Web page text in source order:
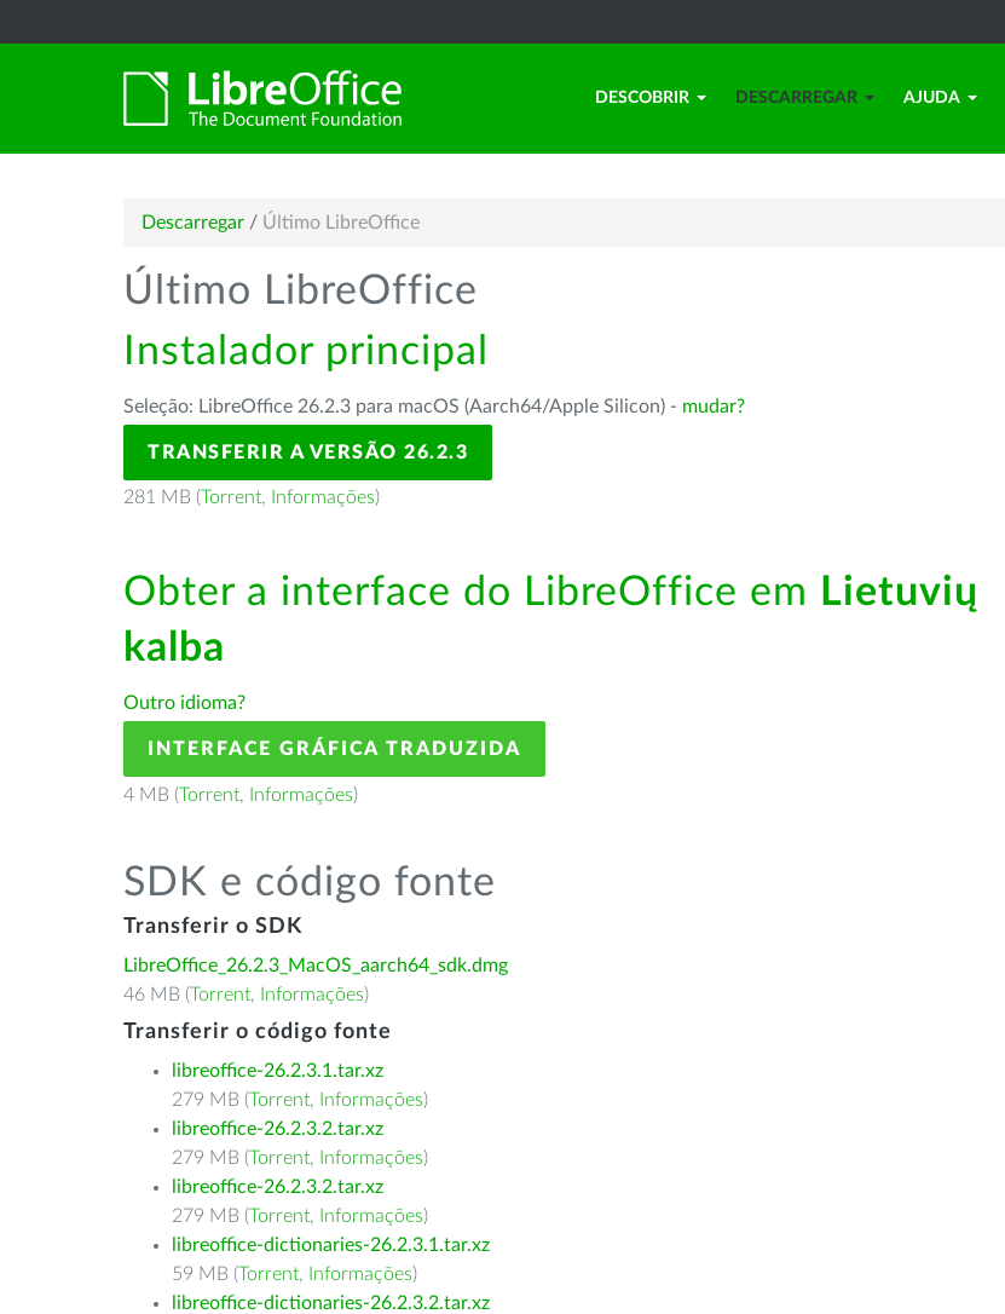
DESCOBRIR DESCARREGAR AJUDA
Descarregar / Último LibreOffice
Último LibreOffice
Instalador principal
Seleção: LibreOffice 26.2.3 para macOS (Aarch64/Apple Silicon) - mudar?
TRANSFERIR A VERSÃO 26.2.3
281 MB (Torrent, Informações)
Obter a interface do LibreOffice em Lietuvių
kalba
Outro idioma?
INTERFACE GRÁFICA TRADUZIDA
4 MB (Torrent, Informações)
SDK e código fonte
Transferir o SDK
LibreOffice_26.2.3_MacOS_aarch64_sdk.dmg
46 MB (Torrent, Informações)
Transferir o código fonte
libreoffice-26.2.3.1.tar.xz
279 MB (Torrent, Informações)
libreoffice-26.2.3.2.tar.xz
279 MB (Torrent, Informações)
libreoffice-26.2.3.2.tar.xz
279 MB (Torrent, Informações)
libreoffice-dictionaries-26.2.3.1.tar.xz
59 MB (Torrent, Informações)
libreoffice-dictionaries-26.2.3.2.tar.xz